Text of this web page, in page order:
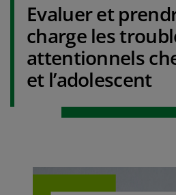
Evaluer et
charge les
attentionnels
et l’adolescent